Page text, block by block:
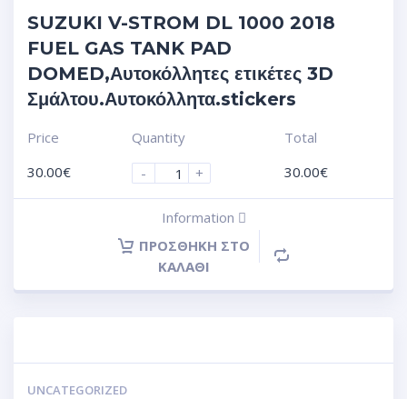
SUZUKI V-STROM DL 1000 2018
FUEL GAS TANK PAD
DOMED,Αυτοκόλλητες ετικέτες 3D
Σμάλτου.Αυτοκόλλητα.stickers
Price
30.00€
Quantity
-
+
Total
30.00€
Information
ΠΡΟΣΘΉΚΗ ΣΤΟ
ΚΑΛΆΘΙ
UNCATEGORIZED